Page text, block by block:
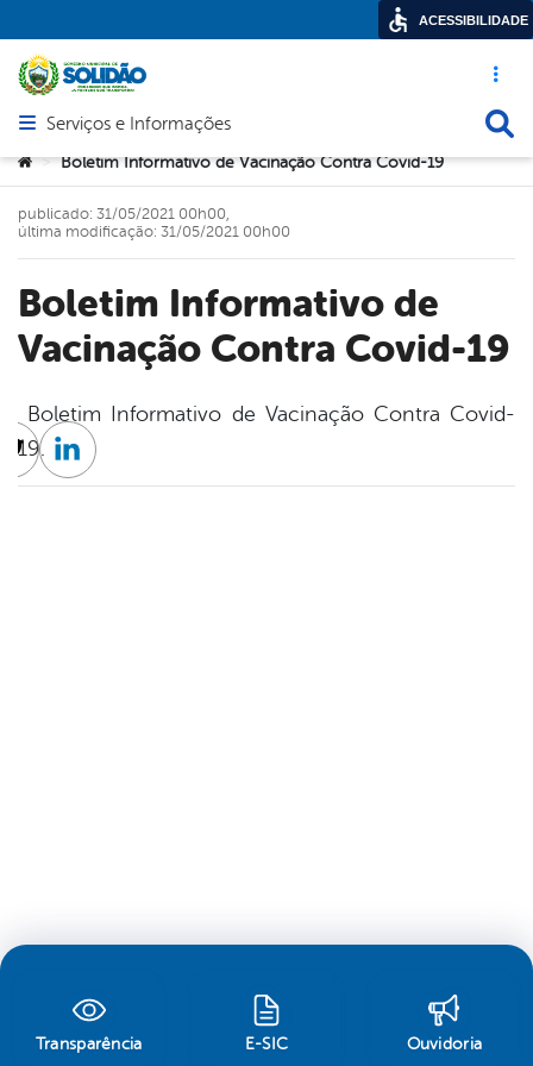
Acesso
Abrir menu principal de navegação
Serviços e Informações
Você está aqui:
> Boletim Informativo de Vacinação Contra Covid-19
Boletim Informativo de
Vacinação Contra Covid-19
publicado: 31/05/2021 00h00,
última modificação: 31/05/2021 00h00
Boletim Informativo de Vacinação Contra Covid-
19.
Twitter
Linkedin
Transparência E-SIC Ouvidoria
ACESSIBILIDADE